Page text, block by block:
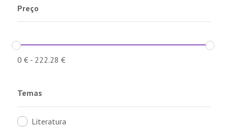
Preço
0 €- 222.28 €
Temas
Literatura